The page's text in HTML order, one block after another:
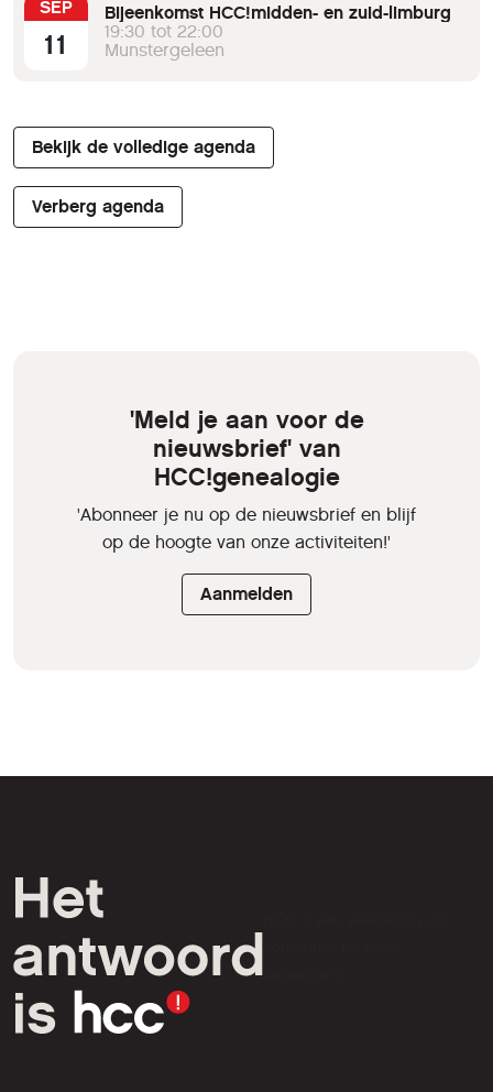
SEP
11
Bijeenkomst HCC!midden- en zuid-limburg
19:30 tot 22:00
Munstergeleen
Bekijk de volledige agenda
Verberg agenda
'Meld je aan voor de
nieuwsbrief' van
HCC!genealogie
'Abonneer je nu op de nieuwsbrief en blijf
op de hoogte van onze activiteiten!'
Aanmelden
liefhebbers.